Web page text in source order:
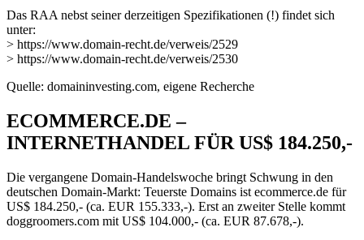
Das RAA nebst seiner derzeitigen Spezifikationen (!) findet sich
unter:
> https://www.domain-recht.de/verweis/2529
> https://www.domain-recht.de/verweis/2530
Quelle: domaininvesting.com, eigene Recherche
ECOMMERCE.DE –
INTERNETHANDEL FÜR US$ 184.250,-
Die vergangene Domain-Handelswoche bringt Schwung in den
deutschen Domain-Markt: Teuerste Domains ist ecommerce.de für
US$ 184.250,- (ca. EUR 155.333,-). Erst an zweiter Stelle kommt
doggroomers.com mit US$ 104.000,- (ca. EUR 87.678,-).